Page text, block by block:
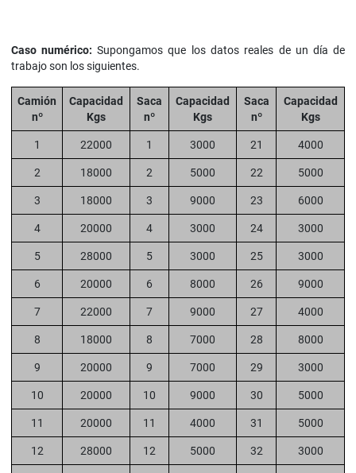
Caso numérico: Supongamos que los datos reales de un día de
trabajo son los siguientes.
Camión
nº
Capacidad
Kgs
Saca
nº
Capacidad
Kgs
Saca
nº
Capacidad
Kgs
1 22000 1 3000 21 4000
2 18000 2 5000 22 5000
3 18000 3 9000 23 6000
4 20000 4 3000 24 3000
5 28000 5 3000 25 3000
6 20000 6 8000 26 9000
7 22000 7 9000 27 4000
8 18000 8 7000 28 8000
9 20000 9 7000 29 3000
10 20000 10 9000 30 5000
11 20000 11 4000 31 5000
12 28000 12 5000 32 3000